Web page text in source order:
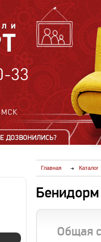
33
МСК
Главная Каталог
Общая